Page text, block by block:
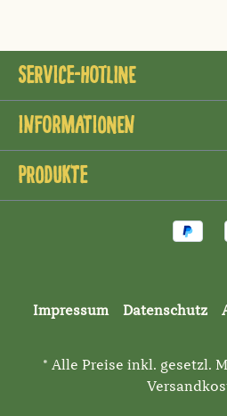
Service-Hotline
Informationen
Produkte
Impressum Datenschutz
* Alle Preise inkl. gesetzl.